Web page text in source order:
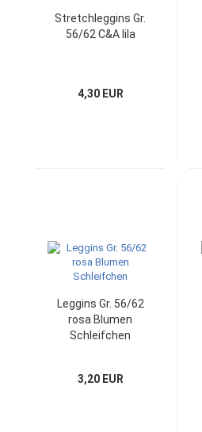
Stretchleggins Gr.
56/62 C&A lila
4,30 EUR
Leggins Gr. 56/62
rosa Blumen
Schleifchen
3,20 EUR